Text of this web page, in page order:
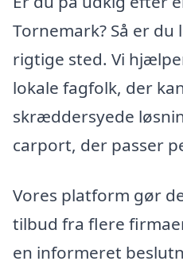
Tornemark? Så er
rigtige sted. Vi
lokale fagfolk, der
skræddersyede
carport, der passer
Vores platform gør
tilbud fra flere
en informeret